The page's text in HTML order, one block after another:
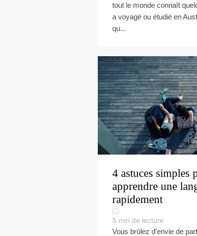
tout le monde connaît
a voyagé ou étudié en
qu...
4 astuces simples
apprendre une
rapidement
5 min de lecture
Vous brûlez d’envie de